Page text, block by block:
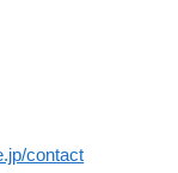
contact